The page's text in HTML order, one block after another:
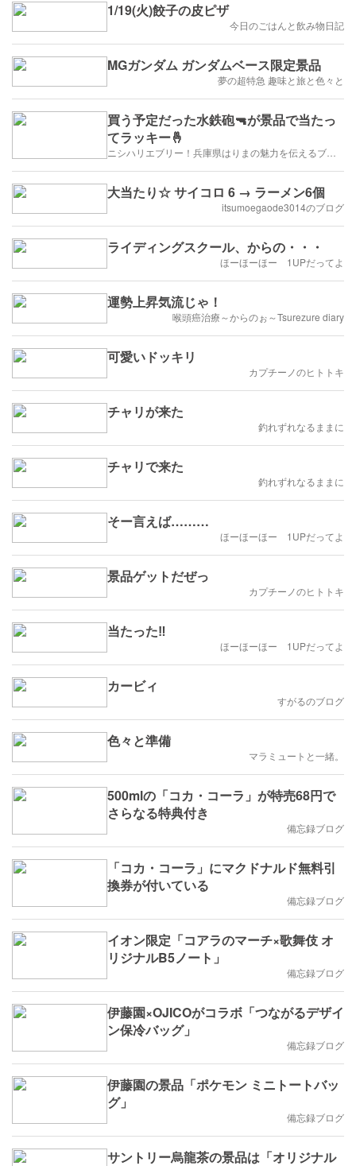
1/19(火)餃子の皮ピザ
今日のごはんと飲み物日記
MGガンダム ガンダムベース限定景品
夢の超特急 趣味と旅と色々と
買う予定だった水鉄砲🔫が景品で当たっ
てラッキー🤞
ニシハリエブリー！兵庫県はりまの魅力を伝えるブログ【西播磨】
大当たり☆ サイコロ 6 → ラーメン6個
itsumoegaode3014のブログ
ライディングスクール、からの・・・
ほーほーほー 1UPだってよ
運勢上昇気流じゃ！
喉頭癌治療～からのぉ～Tsurezure diary
可愛いドッキリ
カプチーノのヒトトキ
チャリが来た
釣れずれなるままに
チャリで来た
釣れずれなるままに
そー言えば………
ほーほーほー 1UPだってよ
景品ゲットだぜっ
カプチーノのヒトトキ
当たった‼️
ほーほーほー 1UPだってよ
カービィ
すがるのブログ
色々と準備
マラミュートと一緒。
500mlの「コカ・コーラ」が特売68円で
さらなる特典付き
備忘録ブログ
「コカ・コーラ」にマクドナルド無料引
換券が付いている
備忘録ブログ
イオン限定「コアラのマーチ×歌舞伎 オ
リジナルB5ノート」
備忘録ブログ
伊藤園×OJICOがコラボ「つながるデザイ
ン保冷バッグ」
備忘録ブログ
伊藤園の景品「ポケモン ミニトートバッ
グ」
備忘録ブログ
サントリー烏龍茶の景品は「オリジナル